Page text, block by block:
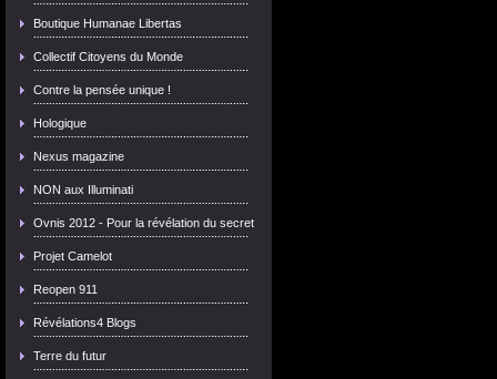
Boutique Humanae Libertas
Collectif Citoyens du Monde
Contre la pensée unique !
Hologique
Nexus magazine
NON aux Illuminati
Ovnis 2012 - Pour la révélation du secret
Projet Camelot
Reopen 911
Révélations4 Blogs
Terre du futur